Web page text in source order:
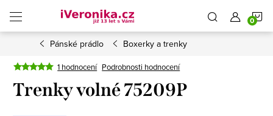
obsah
Pánské prádlo Boxerky a trenky
1 hodnocení Podrobnosti hodnocení
Trenky volné 75209P